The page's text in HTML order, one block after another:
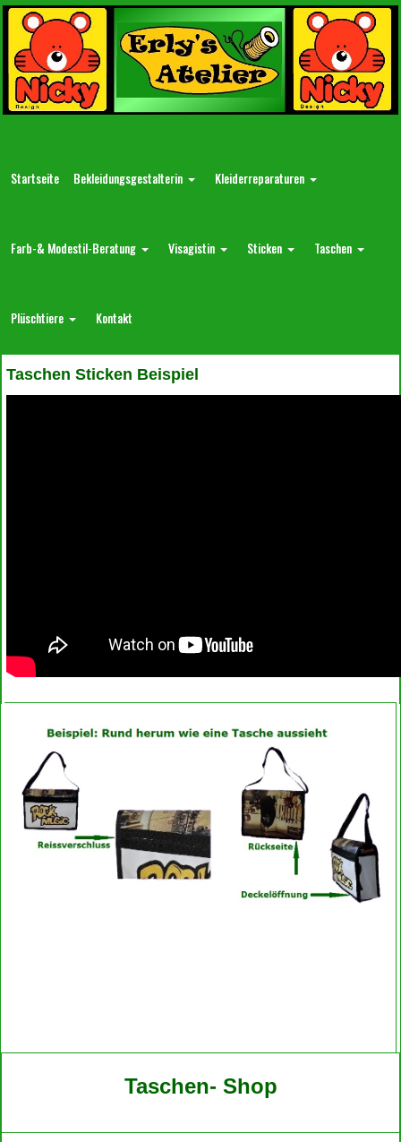
Startseite Bekleidungsgestalterin Kleiderreparaturen
Farb-& Modestil-Beratung Visagistin Sticken Taschen
Plüschtiere Kontakt
Taschen Sticken Beispiel
Taschen- Shop